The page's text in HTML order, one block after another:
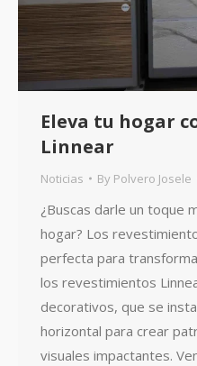
Eleva tu hogar
Linnear
Noticias By Polvero Josele
¿Buscas darle un toque
hogar? Los
perfecta para
los revestimientos
decorativos, que se
horizontal para crear
visuales impactantes.